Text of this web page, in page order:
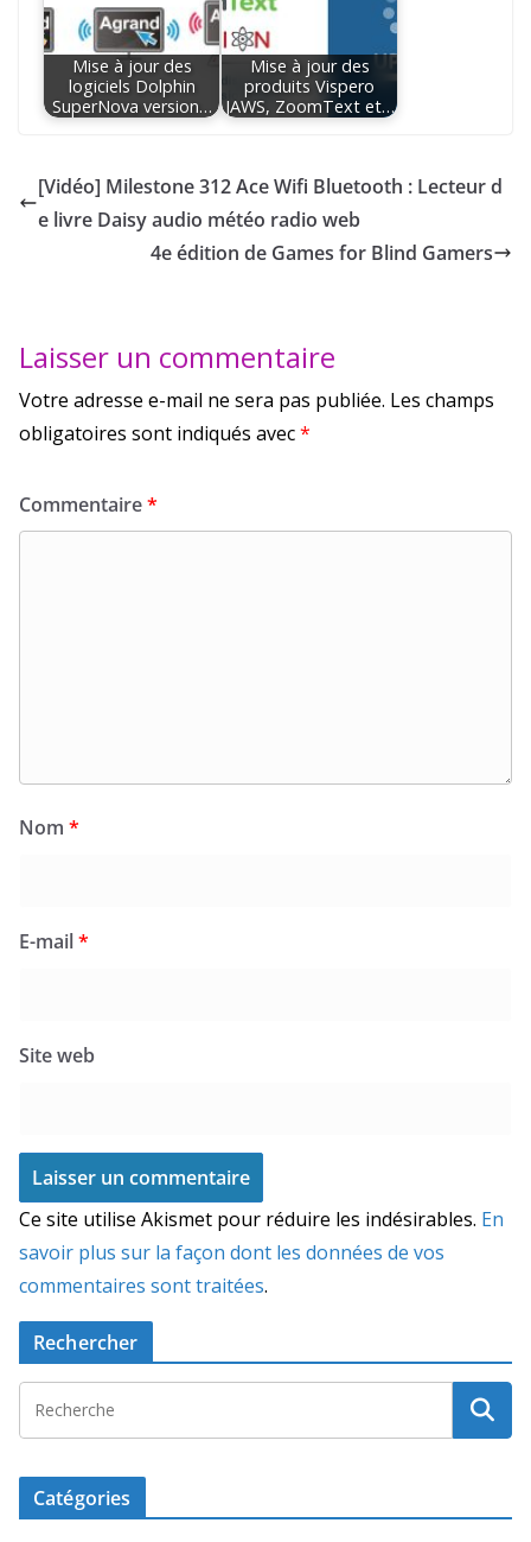
Mise à jour des
logiciels Dolphin
SuperNova version…
Mise à jour des
produits Vispero
JAWS, ZoomText et…
[Vidéo] Milestone 312 Ace Wifi Bluetooth : Lecteur d
e livre Daisy audio météo radio web
4e édition de Games for Blind Gamers
Laisser un commentaire
Votre adresse e-mail ne sera pas publiée. Les champs
obligatoires sont indiqués avec*
Commentaire*
Nom *
E-mail*
Site web
Ce site utilise Akismet pour réduire les indésirables. En
savoir plus sur la façon dont les données de vos
commentaires sont traitées.
Rechercher
Catégories